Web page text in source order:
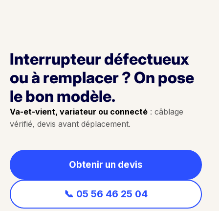
Interrupteur défectueux
ou à remplacer ? On pose
le bon modèle.
Va-et-vient, variateur ou connecté : câblage
vérifié, devis avant déplacement.
Obtenir un devis
📞 05 56 46 25 04